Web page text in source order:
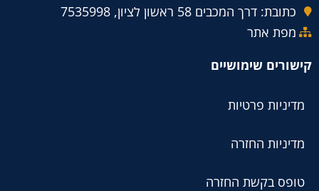
כתובת: דרך המכבים 58 ראשון לציון, 7535998
מפת אתר
קישורים שימושיים
מדיניות פרטיות
מדיניות החזרה
טופס בקשת החזרה